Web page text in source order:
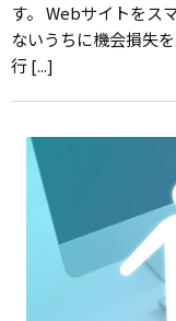
す。 Webサイトをス
ないうちに機会損失
行 [...]